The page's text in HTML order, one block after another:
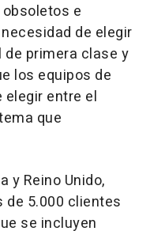
e
de elegir
primera clase y
los equipos de
elegir entre el
que
y Reino Unido,
5.000 clientes
se incluyen